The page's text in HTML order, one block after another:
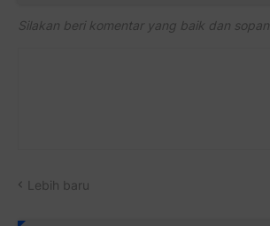
Silakan beri komentar yang baik dan sopan
Lebih baru